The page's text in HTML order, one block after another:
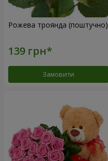
Рожева троянда (поштучно)
Замовити